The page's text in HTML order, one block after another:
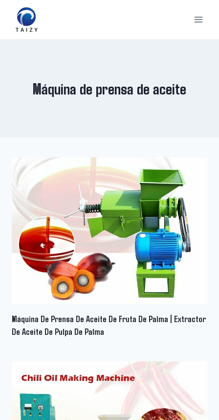
Saltar
contenido
Máquina de prensa de aceite
Máquina De Prensa De Aceite De Fruta De Palma | Extractor
De Aceite De Pulpa De Palma